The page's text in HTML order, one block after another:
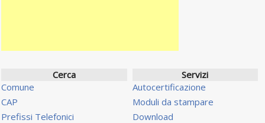
Cerca
Comune
CAP
Prefissi Telefonici
Servizi
Autocertificazione
Moduli da stampare
Download